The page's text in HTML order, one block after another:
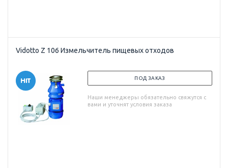
Vidotto Z 106 Измельчитель пищевых отходов
ПОД ЗАКАЗ
Наши менеджеры обязательно свяжутся с
вами и уточнят условия заказа